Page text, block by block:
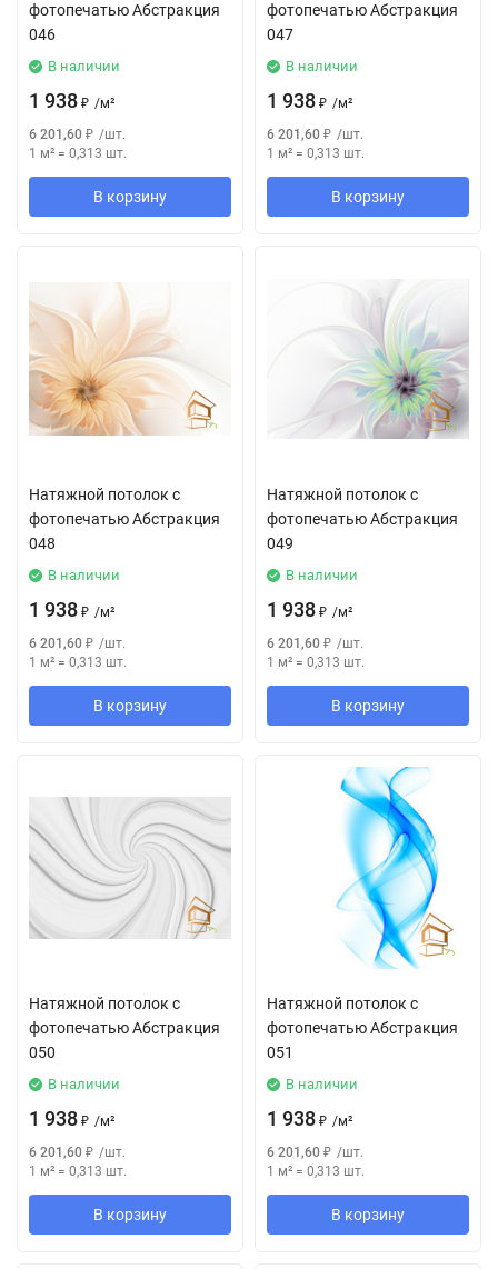
фотопечатью Абстракция
046
В наличии
1 938 ₽ /м²
6 201,60 ₽ /шт.
1 м² = 0,313 шт.
В корзину
фотопечатью Абстракция
047
В наличии
1 938 ₽ /м²
6 201,60 ₽ /шт.
1 м² = 0,313 шт.
В корзину
Натяжной потолок с
фотопечатью Абстракция
048
В наличии
1 938 ₽ /м²
6 201,60 ₽ /шт.
1 м² = 0,313 шт.
В корзину
Натяжной потолок с
фотопечатью Абстракция
049
В наличии
1 938 ₽ /м²
6 201,60 ₽ /шт.
1 м² = 0,313 шт.
В корзину
Натяжной потолок с
фотопечатью Абстракция
050
В наличии
1 938 ₽ /м²
6 201,60 ₽ /шт.
1 м² = 0,313 шт.
В корзину
Натяжной потолок с
фотопечатью Абстракция
051
В наличии
1 938 ₽ /м²
6 201,60 ₽ /шт.
1 м² = 0,313 шт.
В корзину